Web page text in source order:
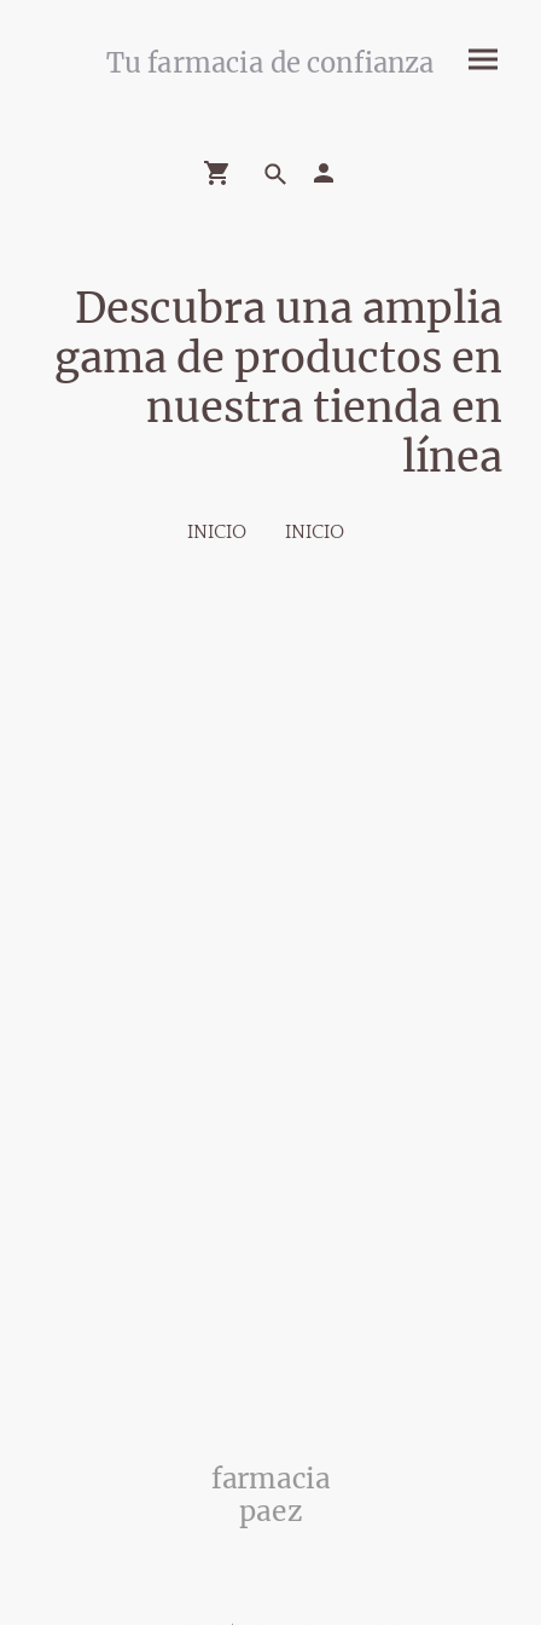
Tu farmacia de confianza
Descubra una amplia
gama de productos en
nuestra tienda en
línea
INICIO INICIO
farmacia
paez